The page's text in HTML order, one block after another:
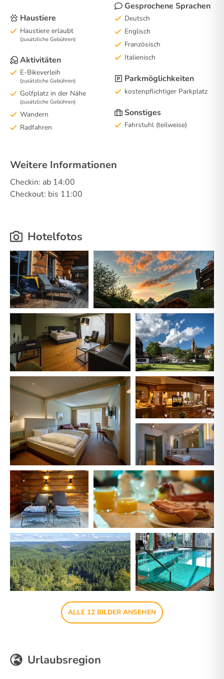
Haustiere
Haustiere erlaubt
(zusätzliche Gebühren)
Aktivitäten
E-Bikeverleih
(zusätzliche Gebühren)
Golfplatz in der Nähe
(zusätzliche Gebühren)
Wandern
Radfahren
Gesprochene Sprachen
Deutsch
Englisch
Französisch
Italienisch
Parkmöglichkeiten
kostenpflichtiger Parkplatz
Sonstiges
Fahrstuhl (teilweise)
Weitere Informationen
Checkin: ab 14:00
Checkout: bis 11:00
Hotelfotos
ALLE 12 BILDER ANSEHEN
Urlaubsregion